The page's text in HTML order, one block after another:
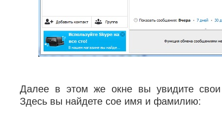
Далее в этом же окне вы увидите
Здесь вы найдете сое имя и фамилию: